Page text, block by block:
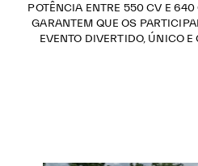
POTÊNCIA ENTRE 550 CV E 640
GARANTEM QUE OS
EVENTO DIVERTIDO, ÚNICO